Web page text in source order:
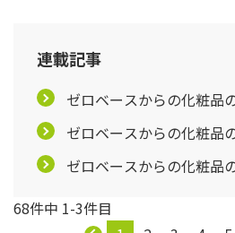
連載記事
ゼロベースからの化粧品
ゼロベースからの化粧品
ゼロベースからの化粧品
68件中 1-3件目